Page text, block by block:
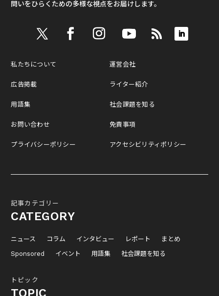
問いをひらくための多様な視点をお届けします。
私たちについて
広告掲載
用語集
お問い合わせ
プライバシーポリシー
運営会社
ライター紹介
社会課題を知る
免責事項
アクセシビリティポリシー
記事カテゴリー
CATEGORY
ニュース コラム インタビュー レポート
まとめ
Sponsored
イベント 用語集 社会課題を知る
トピック
TOPIC